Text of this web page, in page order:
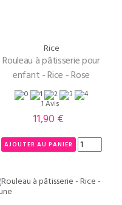
Rice
Rouleau à pâtisserie pour
enfant - Rice - Rose
1 Avis
Prix
11,90 €
AJOUTER AU PANIER